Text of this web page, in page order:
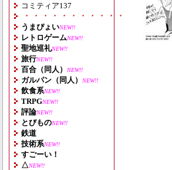
コミティア137
・・・・・・・・・・・・・・・
うまぴょいNEW!!
レトロゲームNEW!!
聖地巡礼NEW!!
旅行NEW!!
百合（同人） NEW!!
ガルパン（同人） NEW!!
飲食系NEW!!
TRPGNEW!!
評論NEW!!
とびものNEW!!
鉄道
技術系NEW!!
すごーい！
△NEW!!